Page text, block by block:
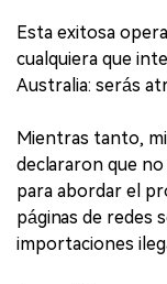
Esta exitosa
cualquiera que
Australia: serás
Mientras tanto,
declararon que
para abordar el
páginas de redes
importaciones